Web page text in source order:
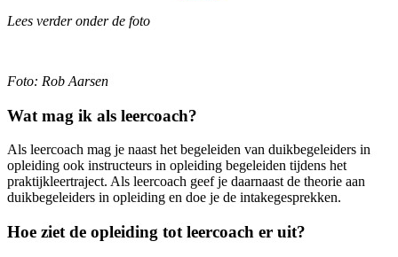
Lees verder onder de foto
Foto: Rob Aarsen
Wat mag ik als leercoach?
Als leercoach mag je naast het begeleiden van duikbegeleiders in
opleiding ook instructeurs in opleiding begeleiden tijdens het
praktijkleertraject. Als leercoach geef je daarnaast de theorie aan
duikbegeleiders in opleiding en doe je de intakegesprekken.
Hoe ziet de opleiding tot leercoach er uit?